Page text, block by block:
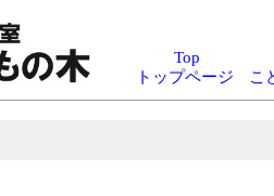
Top
トップページ
こ